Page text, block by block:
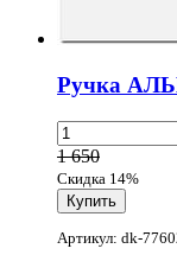
Ручка
1 650
Скидка 14%
Артикул: dk-